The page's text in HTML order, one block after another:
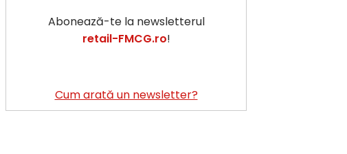
Statele
programul
de
Abonează-te la newsletterul
retail-FMCG.ro!
Cum arată un newsletter?